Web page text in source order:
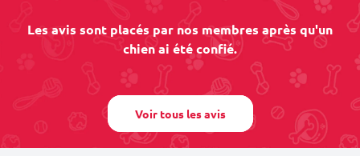
Les avis sont placés par nos membres après qu'un
chien ai été confié.
Voir tous les avis